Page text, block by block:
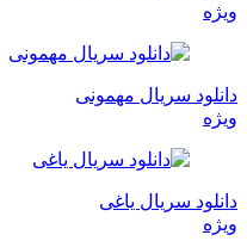
ویژه
دانلود سریال مهمونی
ویژه
دانلود سریال یاغی
ویژه